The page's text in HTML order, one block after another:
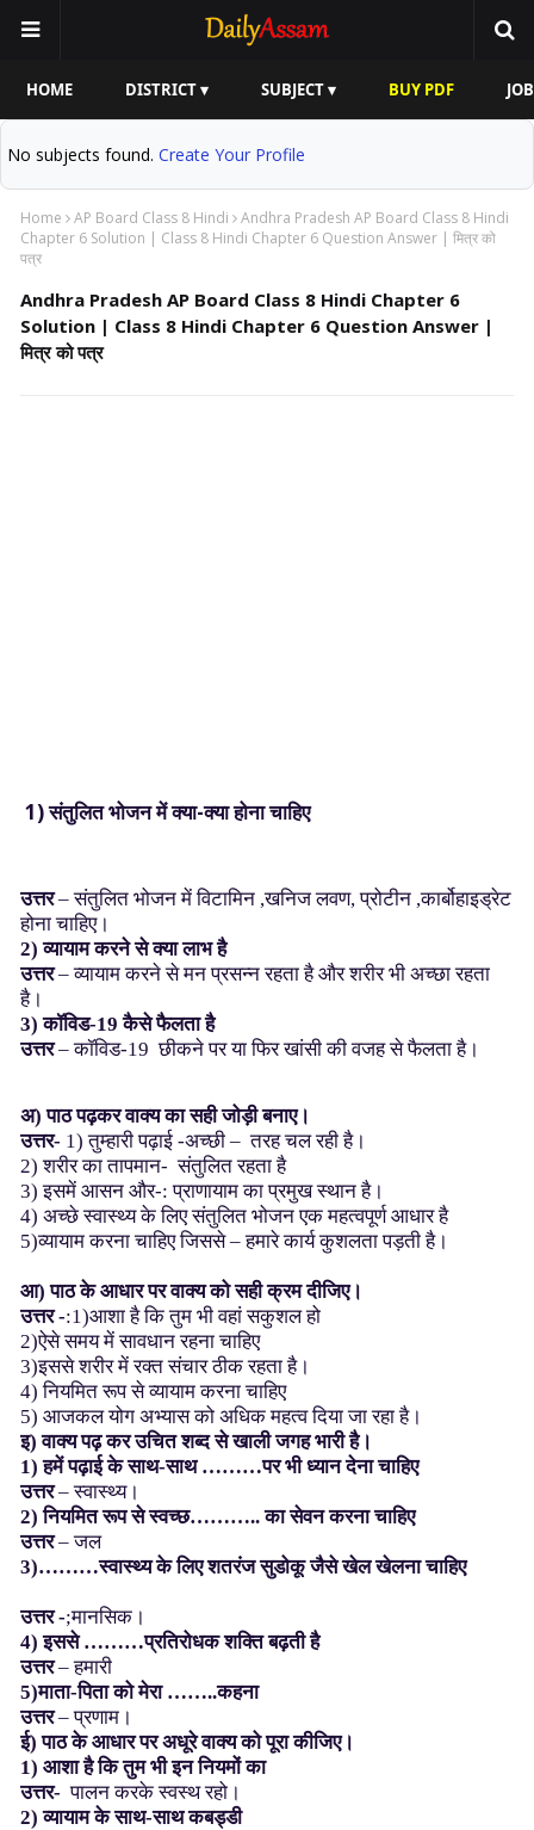
HOME DISTRICT ▾ SUBJECT ▾ BUY PDF
No subjects found. Create Your Profile
Home AP Board Class 8 Hindi
Andhra Pradesh AP Board Class 8 Hindi
Chapter 6 Solution | Class 8 Hindi Chapter 6 Question Answer | मित्र को
पत्र
Andhra Pradesh AP Board Class 8 Hindi Chapter 6
Solution | Class 8 Hindi Chapter 6 Question Answer |
मित्र को पत्र
1)संतुलितभोजनमेंक्या-क्याहोनाचाहिए
उत्तर– संतुलित भोजन में विटामिन ,खनिज लवण, प्रोटीन ,कार्बोहाइड्रेट
होना चाहिए।
2)व्यायामकरनेसेक्यालाभहै
उत्तर– व्यायाम करने से मन प्रसन्न रहता है और शरीर भी अच्छा रहता
है।
3)कॉविड-19कैसेफैलताहै
उत्तर– कॉविड-19 छीकने पर या फिर खांसी की वजह से फैलता है।
अ)पाठपढ़करवाक्यकासहीजोड़ीबनाए।
उत्तर- 1) तुम्हारी पढ़ाई -अच्छी – तरह चल रही है।
2) शरीर का तापमान- संतुलित रहता है
3) इसमें आसन और-: प्राणायाम का प्रमुख स्थान है।
4) अच्छे स्वास्थ्य के लिए संतुलित भोजन एक महत्वपूर्ण आधार है
5)व्यायाम करना चाहिए जिससे – हमारे कार्य कुशलता पड़ती है।
आ)पाठकेआधारपरवाक्यकोसहीक्रमदीजिए।
उत्तर -:1)आशा है कि तुम भी वहां सकुशल हो
2)ऐसे समय में सावधान रहना चाहिए
3)इससे शरीर में रक्त संचार ठीक रहता है।
4) नियमित रूप से व्यायाम करना चाहिए
5) आजकल योग अभ्यास को अधिक महत्व दिया जा रहा है।
इ)वाक्यपढ़करउचितशब्दसेखालीजगहभारीहै।
1) हमें पढ़ाई के साथ-साथ ………पर भी ध्यान देना चाहिए
उत्तर– स्वास्थ्य।
2) नियमित रूप से स्वच्छ……….. का सेवन करना चाहिए
उत्तर– जल
3)………स्वास्थ्य के लिए शतरंज सुडोकू जैसे खेल खेलना चाहिए
उत्तर -;मानसिक।
4) इससे ………प्रतिरोधक शक्ति बढ़ती है
उत्तर– हमारी
5)माता-पिता को मेरा ……..कहना
उत्तर– प्रणाम।
ई)पाठकेआधारपरअधूरेवाक्यकोपूराकीजिए।
1) आशा है कि तुम भी इन नियमों का
उत्तर- पालन करके स्वस्थ रहो।
2) व्यायाम के साथ-साथ कबड्डी